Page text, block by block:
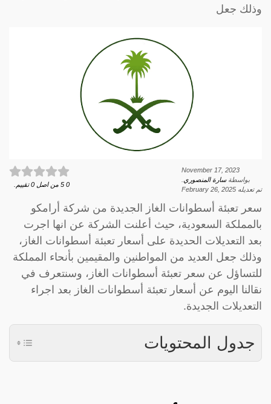
وذلك جعل
November 17, 2023
بواسطةسارة المنصوري
تم تعديله February 26, 2025
0
5 من اصل 0 تقييم.
سعر تعبئة أسطوانات الغاز الجديدة من شركة أرامكو
بالمملكة السعودية، حيث أعلنت الشركة عن انها اجرت
بعد التعديلات الحديدة على أسعار تعبئة أسطوانات الغاز،
وذلك جعل العديد من المواطنين والمقيمين بأنحاء المملكة
للتساؤل عن سعر تعبئة أسطوانات الغاز، وسنتعرف في
نقالنا اليوم عن أسعار تعبئة أسطوانات الغاز بعد اجراء
التعديلات الجديدة.
جدول المحتويات